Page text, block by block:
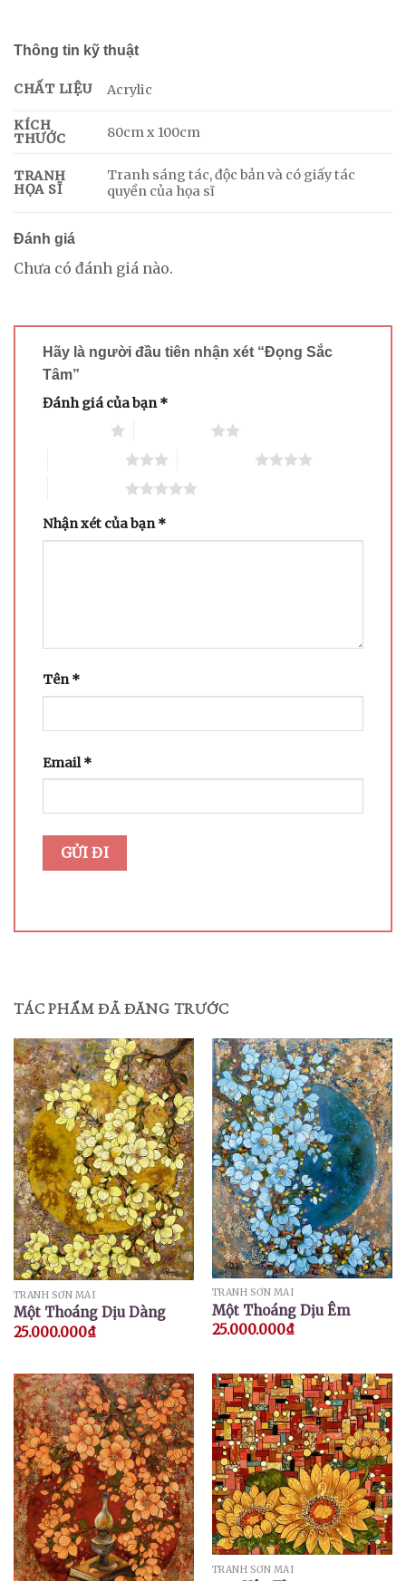
Thông tin kỹ thuật
CHẤT LIỆU Acrylic
KÍCH
THƯỚC
80cm x 100cm
TRANH
HỌA SĨ
Tranh sáng tác, độc bản và có giấy tác
quyền của họa sĩ
Đánh giá
Chưa có đánh giá nào.
Hãy là người đầu tiên nhận xét “Đọng Sắc
Tâm”
Đánh giá của bạn*
Nhận xét của bạn*
Tên*
Email*
TÁC PHẨM ĐÃ ĐĂNG TRƯỚC
TRANH SƠN MÀI
Một Thoáng Dịu Dàng
25.000.000₫
TRANH SƠN MÀI
Một Thoáng Dịu Êm
25.000.000₫
TRANH SƠN MÀI